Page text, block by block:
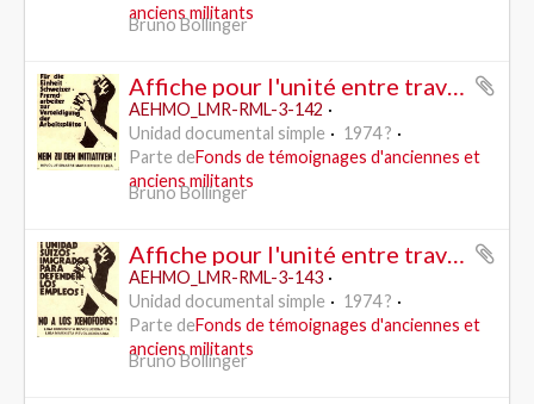
anciens militants
Bruno Bollinger
Affiche pour l'unité entre travailleurs suisses et immigrés pour le maintien des places de travail - contre les initiatives (Schwarzenbach?) - RML
AEHMO_LMR-RML-3-142
Unidad documental simple
1974 ?
Parte deFonds de témoignages d'anciennes et
anciens militants
Bruno Bollinger
Affiche pour l'unité entre travailleurs suisses et immigrés - contreles xénophobes (Schwarzenbach?) - RML/LCR (espagnole)
AEHMO_LMR-RML-3-143
Unidad documental simple
1974 ?
Parte deFonds de témoignages d'anciennes et
anciens militants
Bruno Bollinger